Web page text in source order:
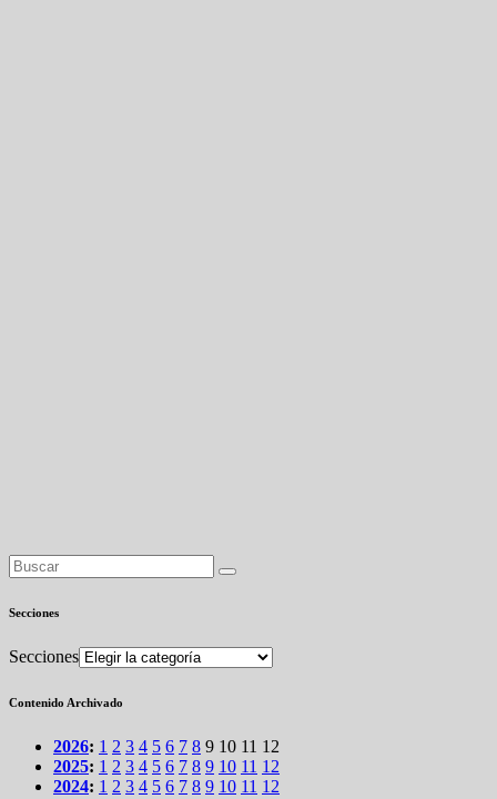
Secciones
Secciones
Contenido Archivado
2026: 1 2 3 4 5 6 7 8 9 10 11 12
2025: 1 2 3 4 5 6 7 8 9 10 11 12
2024: 1 2 3 4 5 6 7 8 9 10 11 12